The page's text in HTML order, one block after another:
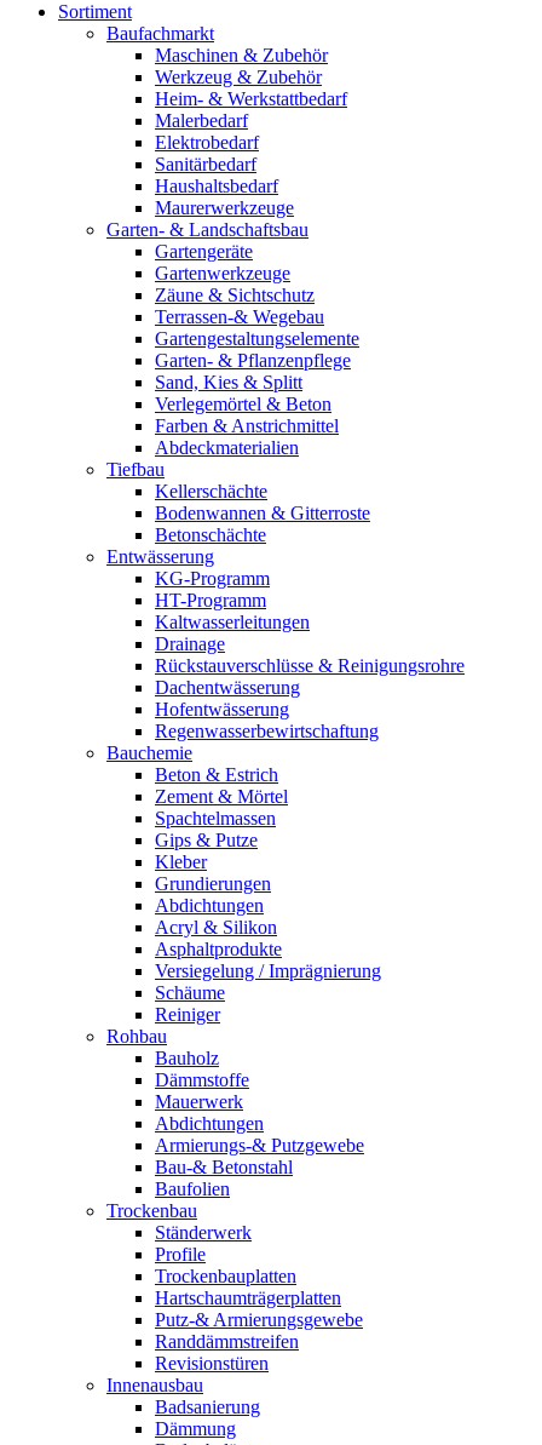
Sortiment
Baufachmarkt
Maschinen & Zubehör
Werkzeug & Zubehör
Heim- & Werkstattbedarf
Malerbedarf
Elektrobedarf
Sanitärbedarf
Haushaltsbedarf
Maurerwerkzeuge
Garten- & Landschaftsbau
Gartengeräte
Gartenwerkzeuge
Zäune & Sichtschutz
Terrassen-& Wegebau
Gartengestaltungselemente
Garten- & Pflanzenpflege
Sand, Kies & Splitt
Verlegemörtel & Beton
Farben & Anstrichmittel
Abdeckmaterialien
Tiefbau
Kellerschächte
Bodenwannen & Gitterroste
Betonschächte
Entwässerung
KG-Programm
HT-Programm
Kaltwasserleitungen
Drainage
Rückstauverschlüsse & Reinigungsrohre
Dachentwässerung
Hofentwässerung
Regenwasserbewirtschaftung
Bauchemie
Beton & Estrich
Zement & Mörtel
Spachtelmassen
Gips & Putze
Kleber
Grundierungen
Abdichtungen
Acryl & Silikon
Asphaltprodukte
Versiegelung / Imprägnierung
Schäume
Reiniger
Rohbau
Bauholz
Dämmstoffe
Mauerwerk
Abdichtungen
Armierungs-& Putzgewebe
Bau-& Betonstahl
Baufolien
Trockenbau
Ständerwerk
Profile
Trockenbauplatten
Hartschaumträgerplatten
Putz-& Armierungsgewebe
Randdämmstreifen
Revisionstüren
Innenausbau
Badsanierung
Dämmung